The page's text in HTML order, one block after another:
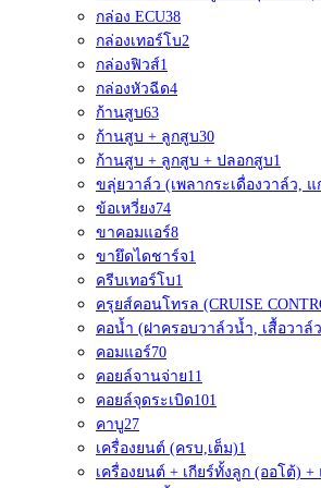
กล่อง ECU38
กล่องเทอร์โบ2
กล่องฟิวส์1
กล่องหัวฉีด4
ก้านสูบ63
ก้านสูบ + ลูกสูบ30
ก้านสูบ + ลูกสูบ + ปลอกสูบ1
ขลุ่ยวาล์ว (เพลากระเดื่องวาล์ว,
ข้อเหวี่ยง74
ขาคอมแอร์8
ขายึดไดชาร์จ1
ครีบเทอร์โบ1
ครุยส์คอนโทรล (CRUISE
คอน้ำ (ฝาครอบวาล์วน้ำ, เสื้อวา
คอมแอร์70
คอยล์จานจ่าย11
คอยล์จุดระเบิด101
คาบู27
เครื่องยนต์ (ครบ,เต็ม)1
เครื่องยนต์ + เกียร์ทั้งลูก (ออโต้)